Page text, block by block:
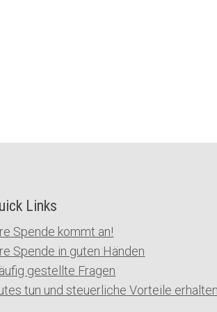
Links
Spende kommt an!
Spende in guten Händen
gestellte Fragen
tun und steuerliche Vorteile